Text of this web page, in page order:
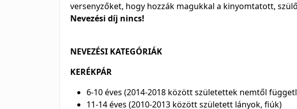
versenyzőket, hogy hozzák magukkal a kinyomtatott,
Nevezési díj nincs!
NEVEZÉSI KATEGÓRIÁK
KERÉKPÁR
6-10 éves (2014-2018 között születettek nemtől
11-14 éves (2010-2013 között született lányok, fiúk)